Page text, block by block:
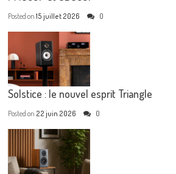
Posted on15 juillet 2026 0
Solstice : le nouvel esprit Triangle
Posted on 22 juin 2026 0